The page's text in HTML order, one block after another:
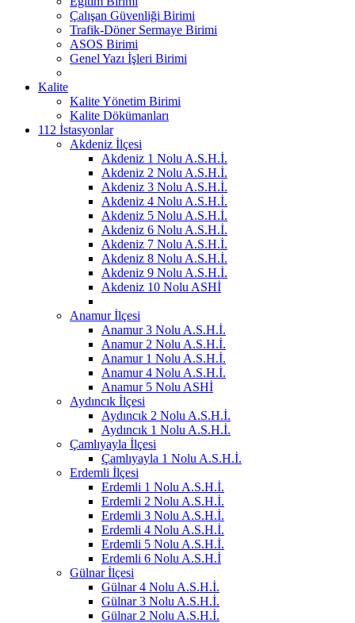
Çalışan Güvenliği Birimi
Trafik-Döner Sermaye Birimi
ASOS Birimi
Genel Yazı İşleri Birimi
Kalite
Kalite Yönetim Birimi
Kalite Dökümanları
112 İstasyonlar
Akdeniz İlçesi
Akdeniz 1 Nolu A.S.H.İ.
Akdeniz 2 Nolu A.S.H.İ.
Akdeniz 3 Nolu A.S.H.İ.
Akdeniz 4 Nolu A.S.H.İ.
Akdeniz 5 Nolu A.S.H.İ.
Akdeniz 6 Nolu A.S.H.İ.
Akdeniz 7 Nolu A.S.H.İ.
Akdeniz 8 Nolu A.S.H.İ.
Akdeniz 9 Nolu A.S.H.İ.
Akdeniz 10 Nolu ASHİ
Anamur İlçesi
Anamur 3 Nolu A.S.H.İ.
Anamur 2 Nolu A.S.H.İ.
Anamur 1 Nolu A.S.H.İ.
Anamur 4 Nolu A.S.H.İ.
Anamur 5 Nolu ASHİ
Aydıncık İlçesi
Aydıncık 2 Nolu A.S.H.İ.
Aydıncık 1 Nolu A.S.H.İ.
Çamlıyayla İlçesi
Çamlıyayla 1 Nolu A.S.H.İ.
Erdemli İlçesi
Erdemli 1 Nolu A.S.H.İ.
Erdemli 2 Nolu A.S.H.İ.
Erdemli 3 Nolu A.S.H.İ.
Erdemli 4 Nolu A.S.H.İ.
Erdemli 5 Nolu A.S.H.İ.
Erdemli 6 Nolu A.S.H.İ
Gülnar İlçesi
Gülnar 4 Nolu A.S.H.İ.
Gülnar 3 Nolu A.S.H.İ.
Gülnar 2 Nolu A.S.H.İ.